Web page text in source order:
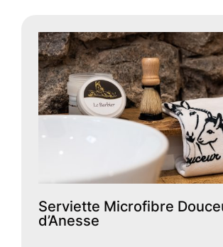
Serviette Microfibre
d’Anesse